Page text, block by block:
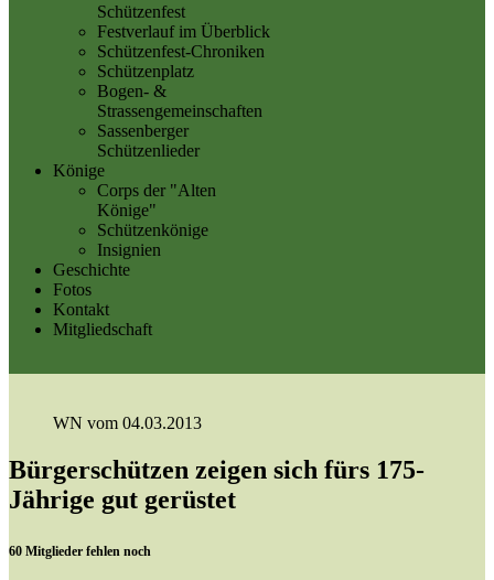
Schützenfest
Festverlauf im Überblick
Schützenfest-Chroniken
Schützenplatz
Bogen- &
Strassengemeinschaften
Sassenberger
Schützenlieder
Könige
Corps der "Alten
Könige"
Schützenkönige
Insignien
Geschichte
Fotos
Kontakt
Mitgliedschaft
WN vom 04.03.2013
Bürgerschützen zeigen sich fürs 175-
Jährige gut gerüstet
60 Mitglieder fehlen noch